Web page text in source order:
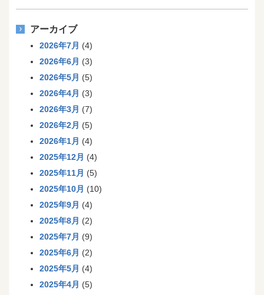
アーカイブ
2026年7月 (4)
2026年6月 (3)
2026年5月 (5)
2026年4月 (3)
2026年3月 (7)
2026年2月 (5)
2026年1月 (4)
2025年12月 (4)
2025年11月 (5)
2025年10月 (10)
2025年9月 (4)
2025年8月 (2)
2025年7月 (9)
2025年6月 (2)
2025年5月 (4)
2025年4月 (5)